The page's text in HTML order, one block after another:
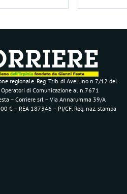
regionale. Reg. Trib. di Avellino n.7/12 del
di Comunicazione al n.7671
– Corriere srl – Via Annarumma 39/A
€ – REA 187346 – PI/CF. Reg. naz. stampa